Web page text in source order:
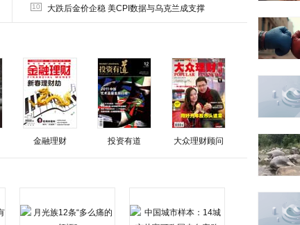
10 大跌后金价企稳 美CPI数据与乌克兰成支撑
金融理财 投资有道 大众理财顾问